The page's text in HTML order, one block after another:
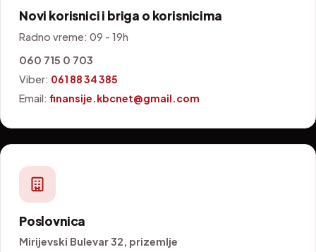
Novi korisnici i briga o korisnicima
Radno vreme: 09 - 19h
060 715 0 703
Viber: 061 88 34 385
Email: finansije.kbcnet@gmail.com
Poslovnica
Mirijevski Bulevar 32, prizemlje